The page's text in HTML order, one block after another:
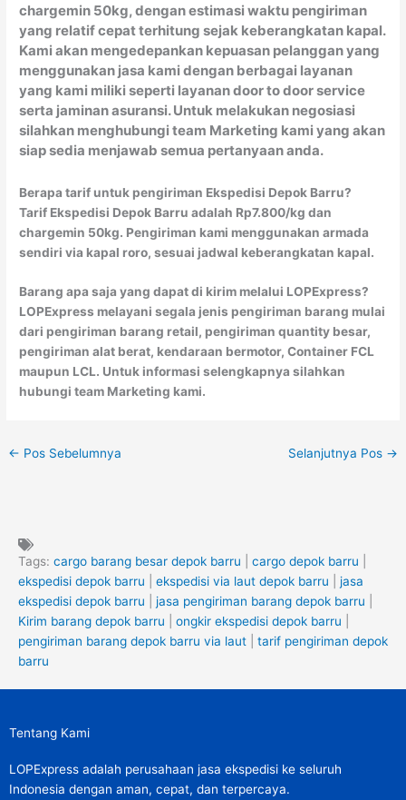
chargemin 50kg, dengan estimasi waktu pengiriman
yang relatif cepat terhitung sejak keberangkatan kapal.
Kami akan mengedepankan kepuasan pelanggan yang
menggunakan jasa kami dengan berbagai layanan
yang kami miliki seperti layanan door to door service
serta jaminan asuransi. Untuk melakukan negosiasi
silahkan menghubungi team Marketing kami yang akan
siap sedia menjawab semua pertanyaan anda.
Berapa tarif untuk pengiriman Ekspedisi Depok Barru?
Tarif Ekspedisi Depok Barru adalah Rp7.800/kg dan
chargemin 50kg. Pengiriman kami menggunakan armada
sendiri via kapal roro, sesuai jadwal keberangkatan kapal.
Barang apa saja yang dapat di kirim melalui LOPExpress?
LOPExpress melayani segala jenis pengiriman barang mulai
dari pengiriman barang retail, pengiriman quantity besar,
pengiriman alat berat, kendaraan bermotor, Container FCL
maupun LCL. Untuk informasi selengkapnya silahkan
hubungi team Marketing kami.
← Pos Sebelumnya Selanjutnya Pos →
Tags: cargo barang besar depok barru cargo depok barru
ekspedisi depok barru
ekspedisi via laut depok barru
jasa
ekspedisi depok barru
jasa pengiriman barang depok barru
Kirim barang depok barru
ongkir ekspedisi depok barru
pengiriman barang depok barru via laut
tarif pengiriman depok
barru
Tentang Kami
LOPExpress adalah perusahaan jasa ekspedisi ke seluruh
Indonesia dengan aman, cepat, dan terpercaya.